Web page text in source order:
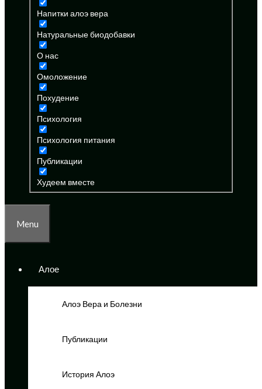
Напитки алоэ вера
Натуральные биодобавки
О нас
Омоложение
Похудение
Психология
Психология питания
Публикации
Худеем вместе
Menu
Алое
Алоэ Вера и Болезни
Публикации
История Алоэ